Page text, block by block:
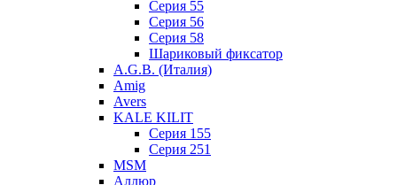
Серия 55
Серия 56
Серия 58
Шариковый фиксатор
A.G.B. (Италия)
Amig
Avers
KALE KILIT
Серия 155
Серия 251
MSM
Аллюр